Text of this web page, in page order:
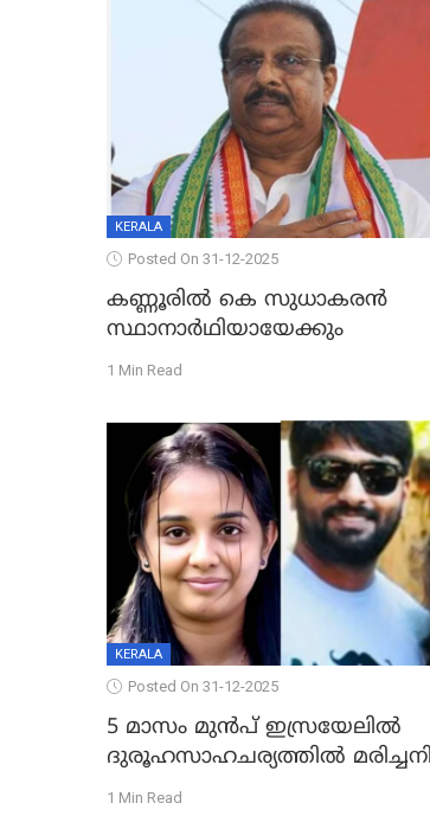
KERALA
Posted On 31-12-2025
കണ്ണൂരിൽ കെ സുധാകരൻ
സ്ഥാനാർഥിയായേക്കും
1 Min Read
KERALA
Posted On 31-12-2025
5 മാസം മുൻപ് ഇസ്രയേലിൽ
ദുരൂഹസാഹചര്യത്തിൽ
കണ്ടെത്തിയ മലയാളി
1 Min Read